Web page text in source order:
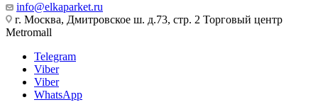
info@elkaparket.ru
г. Москва, Дмитровское ш. д.73, стр. 2 Торговый центр
Metromall
Telegram
Viber
Viber
WhatsApp